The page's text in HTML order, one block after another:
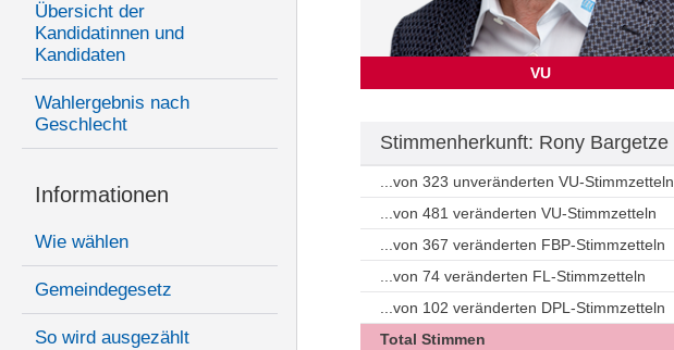
Übersicht der
Kandidatinnen und
Kandidaten
Wahlergebnis nach
Geschlecht
Informationen
Wie wählen
Gemeindegesetz
So wird ausgezählt
VU
Stimmenherkunft: Rony Bargetze
...von 323 unveränderten VU-Stimmzetteln
...von 481 veränderten VU-Stimmzetteln
...von 367 veränderten FBP-Stimmzetteln
...von 74 veränderten FL-Stimmzetteln
...von 102 veränderten DPL-Stimmzetteln
Total Stimmen